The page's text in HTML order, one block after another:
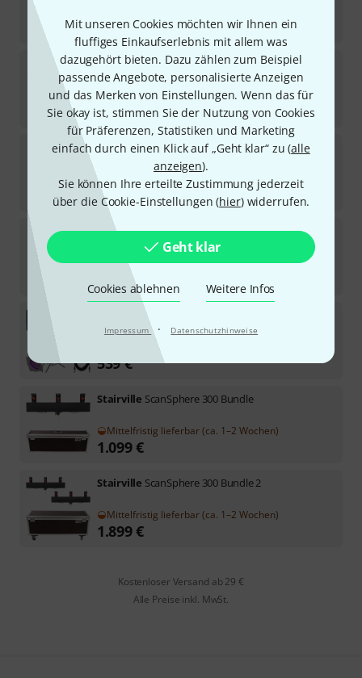
Mit unseren Cookies möchten wir Ihnen ein
fluffiges Einkaufserlebnis mit allem was
dazugehört bieten. Dazu zählen zum Beispiel
passende Angebote, personalisierte Anzeigen
und das Merken von Einstellungen. Wenn das für
Sie okay ist, stimmen Sie der Nutzung von Cookies
für Präferenzen, Statistiken und Marketing
einfach durch einen Klick auf „Geht klar“ zu (alle
anzeigen).
Sie können Ihre erteilte Zustimmung jederzeit
über die Cookie-Einstellungen (hier) widerrufen.
Geht klar
Cookies ablehnen Weitere Infos
Impressum · Datenschutzhinweise
259€
StairvilleCLB8 Compact LED Bar 8 B-Stock
Sofort lieferbar
309 €
StairvilleBossFX-3 Scan Pro B-Stock
Sofort lieferbar
505 €
StairvilleLED BossFX-2 Pro Bundl B-Stock
Sofort lieferbar
€
LED PAR56 Starter Bundle S
Sofort lieferbar
539€
Stairville ScanSphere 300 Bundle
Mittelfristig lieferbar (ca. 1–2 Wochen)
1.099€
Stairville ScanSphere 300 Bundle 2
Mittelfristig lieferbar (ca. 1–2 Wochen)
1.899€
Kostenloser Versand ab 29 €
Alle Preise inkl. MwSt.